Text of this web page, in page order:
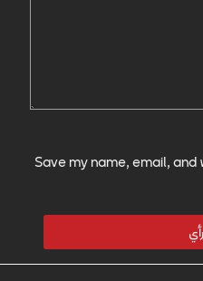
Save my name, email,